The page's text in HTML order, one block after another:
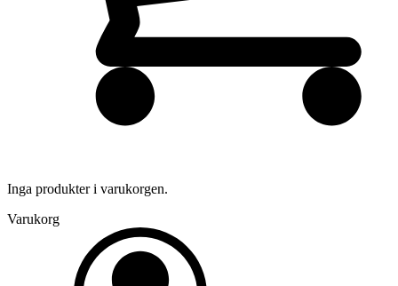
Inga produkter i varukorgen.
Varukorg